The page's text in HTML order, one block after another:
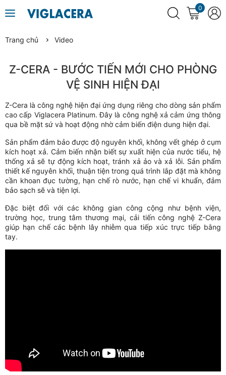
0
Trang chủ Video
Z-CERA - BƯỚC TIẾN MỚI CHO PHÒNG
VỆ SINH HIỆN ĐẠI
Z-Cera là công nghệ hiện đại ứng dụng riêng cho dòng sản phẩm
cao cấp Viglacera Platinum. Đây là công nghệ xả cảm ứng thông
qua bề mặt sứ và hoạt động nhờ cảm biến điện dung hiện đại.
Sản phẩm đảm bảo được độ nguyên khối, không vết ghép ở cụm
kích hoạt xả. Cảm biến nhận biết sự xuất hiện của nước tiểu, hệ
thống xả sẽ tự động kích hoạt, tránh xả ảo và xả lỗi. Sản phẩm
thiết kế nguyên khối, thuận tiện trong quá trình lắp đặt mà không
cần khoan đục tường, hạn chế rò nước, hạn chế vi khuẩn, đảm
bảo sạch sẽ và tiện lợi.
Đặc biệt đối với các không gian công cộng như bệnh viện,
trường học, trung tâm thương mại, cải tiến công nghệ Z-Cera
giúp hạn chế các bệnh lây nhiễm qua tiếp xúc trực tiếp bằng
tay.